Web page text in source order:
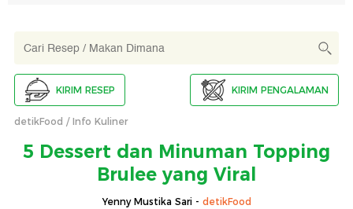
KIRIM RESEP KIRIM PENGALAMAN
detikFood Info Kuliner
5 Dessert dan Minuman Topping
Brulee yang Viral
Yenny Mustika Sari - detikFood